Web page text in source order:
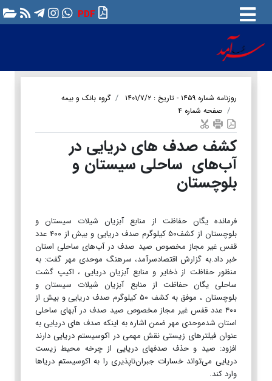
PDF
روزنامه شماره ۱۴۵۹ - تاریخ : ۱۴۰۱/۷/۲
گروه بانک و بیمه
صفحه شماره ۴
کشف صدف های دریایی در
آب‌های ساحلی سیستان و
بلوچستان
فرمانده یگان حفاظت از منابع آبزیان شیلات سیستان و
بلوچستان از کشف۵۰ کیلوگرم صدف دریایی و بیش از ۴۰۰ عدد
قفس غیر مجاز مخصوص صید صدف در آب‌های ساحلی استان
خبر داد.به گزارش اقتصادسرآمد، سرهنگ موحدی مهر گفت: به
منظور حفاظت از ذخایر و منابع آبزیان دریایی ، اکیپ گشت
ساحلی یگان حفاظت از منابع آبزیان شیلات سیستان و
بلوچستان ، موفق به کشف ۵۰ کیلوگرم صدف دریایی و بیش از
۴۰۰ عدد قفس غیر مجاز مخصوص صید صدف در آبهای ساحلی
استان شدموحدی مهر ضمن اشاره به اینکه صدف های دریایی به
عنوان فیلترهای زیستی نقش مهمی در اکوسیستم دریایی دارند
افزود: صید و حذف صدفهای دریایی از چرخه محیط زیست
دریایی می‌تواند خسارات جبران‌ناپذیری را به اکوسیستم دریاها
وارد کند.